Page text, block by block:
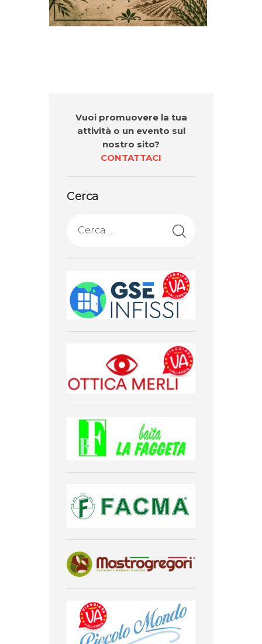
Vuoi promuovere la tua
attività o un evento sul
nostro sito?
CONTATTACI
Cerca